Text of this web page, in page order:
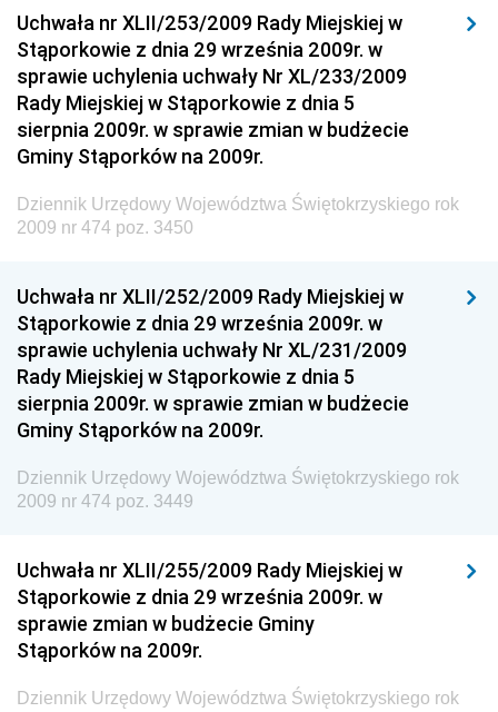
Technologii
Dziennik Urzędowy Ministra Inwestycji i Rozwoju
Dziennik Urzędowy Naczelnego Dyrektora Archiwów
Państwowych
Dziennik Urzędowy Ministra Finansów, Inwestycji i
Dziennik Urzędowy Ministra Klimatu
Dziennik Urzędowy Ministra Funduszy i Polityki
Regionalnej
Dziennik Urzędowy Ministra Aktywów Państwowych
Dziennik Urzędowy Ministra Zdrowia
Dziennik Urzędowy Ministra Środowiska i Głównego
Dziennik Urzędowy Ministra Klimatu i Środowiska
Narodowego i Sportu
Dziennik Urzędowy Ministra Finansów, Funduszy i
Polityki Regionalnej
Dziennik Urzędowy Ministra Rozwoju, Pracy i
Technologii
Uchwała nr XLII/253/2009 Rady Miejskiej w
Stąporkowie z dnia 29 września 2009r. w
sprawie uchylenia uchwały Nr XL/233/2009
Rady Miejskiej w Stąporkowie z dnia 5
sierpnia 2009r. w sprawie zmian w budżecie
Gminy Stąporków na 2009r.
Dziennik Urzędowy Województwa Świętokrzyskiego rok
2009 nr 474 poz. 3450
Uchwała nr XLII/252/2009 Rady Miejskiej w
Stąporkowie z dnia 29 września 2009r. w
sprawie uchylenia uchwały Nr XL/231/2009
Rady Miejskiej w Stąporkowie z dnia 5
sierpnia 2009r. w sprawie zmian w budżecie
Gminy Stąporków na 2009r.
Dziennik Urzędowy Województwa Świętokrzyskiego rok
2009 nr 474 poz. 3449
Uchwała nr XLII/255/2009 Rady Miejskiej w
Stąporkowie z dnia 29 września 2009r. w
sprawie zmian w budżecie Gminy
Stąporków na 2009r.
Dziennik Urzędowy Województwa Świętokrzyskiego rok